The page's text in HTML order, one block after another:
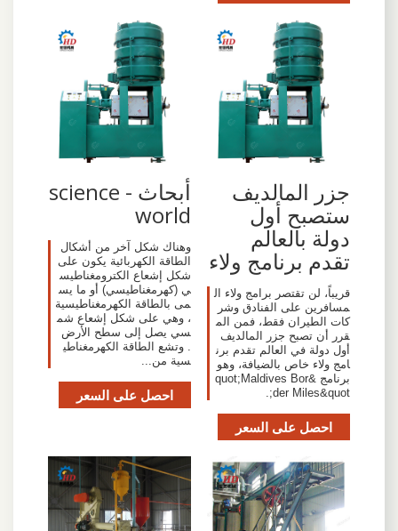
جزر المالديف
ستصبح أول
دولة بالعالم
تقدم برنامج ولاء
قريباً، لن تقتصر برامج ولاء ال
مسافرين على الفنادق وشر
كات الطيران فقط، فمن الم
قرر أن تصبح جزر المالديف
أول دولة في العالم تقدم برن
امج ولاء خاص بالضيافة، وهو
برنامج &quot;Maldives Bor
der Miles&quot;.
احصل على السعر
أبحاث - science
world
وهناك شكل آخر من أشكال
الطاقة الكهربائية يكون على
شكل إشعاع الكترومغناطيس
ي (كهرمغناطيسي) أو ما يس
مى بالطاقة الكهرمغناطيسية
، وهي على شكل إشعاع شم
سي يصل إلى سطح الأرض
. وتشع الطاقة الكهرمغناطي
سية من...
احصل على السعر